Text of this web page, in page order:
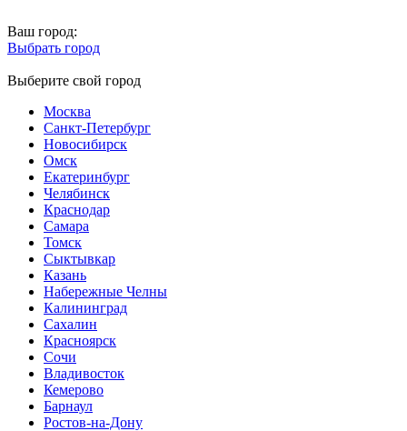
Ваш город:
Выбрать город
Выберите свой город
Москва
Санкт-Петербург
Новосибирск
Омск
Екатеринбург
Челябинск
Краснодар
Самара
Томск
Сыктывкар
Казань
Набережные Челны
Калининград
Сахалин
Красноярск
Сочи
Владивосток
Кемерово
Барнаул
Ростов-на-Дону